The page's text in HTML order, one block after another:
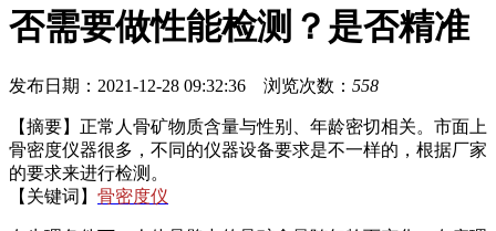
否需要做性能检测？是否精准
发布日期：2021-12-28 09:32:36 浏览次数： 558
【摘要】正常人骨矿物质含量与性别、年龄密切相关。市面上
骨密度仪器很多，不同的仪器设备要求是不一样的，根据厂家
的要求来进行检测。
【关键词】 骨密度仪